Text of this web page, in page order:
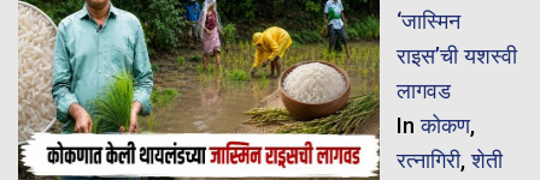
‘जास्मिन
राइस’ची यशस्वी
लागवड
Inकोकण,
रत्नागिरी,शेती